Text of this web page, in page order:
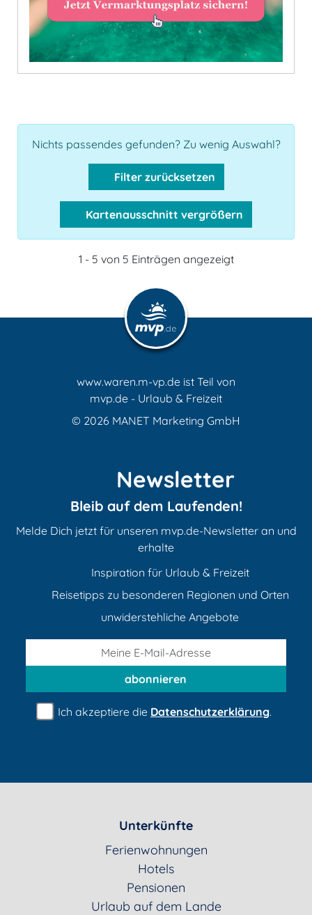
Nichts passendes gefunden? Zu wenig Auswahl?
Filter zurücksetzen
Kartenausschnitt vergrößern
1 - 5 von 5 Einträgen angezeigt
www.waren.m-vp.de ist Teil von
mvp.de - Urlaub & Freizeit
© 2026 MANET Marketing GmbH
Newsletter
Bleib auf dem Laufenden!
Melde Dich jetzt für unseren mvp.de-Newsletter an und
erhalte
Inspiration für Urlaub & Freizeit
Reisetipps zu besonderen Regionen und Orten
unwiderstehliche Angebote
abonnieren
Ich akzeptiere die Datenschutzerklärung.
Unterkünfte
Ferienwohnungen
Hotels
Pensionen
Urlaub auf dem Lande